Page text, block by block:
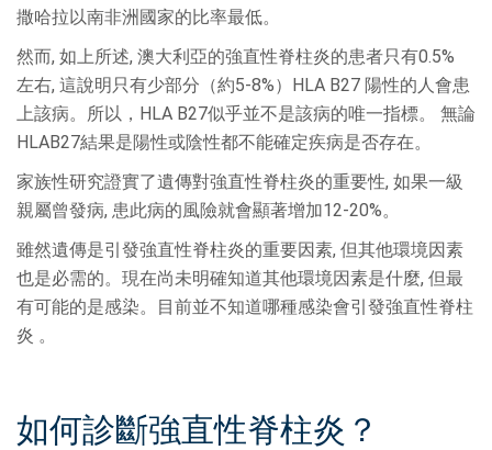
撒哈拉以南非洲國家的比率最低。
然而, 如上所述, 澳大利亞的強直性脊柱炎的患者只有0.5%
左右, 這說明只有少部分（約5-8%）HLA B27 陽性的人會患
上該病。所以，HLA B27似乎並不是該病的唯一指標。 無論
HLAB27結果是陽性或陰性都不能確定疾病是否存在。
家族性研究證實了遺傳對強直性脊柱炎的重要性, 如果一級
親屬曾發病, 患此病的風險就會顯著增加12-20%。
雖然遺傳是引發強直性脊柱炎的重要因素, 但其他環境因素
也是必需的。現在尚未明確知道其他環境因素是什麼, 但最
有可能的是感染。目前並不知道哪種感染會引發強直性脊柱
炎 。
如何診斷強直性脊柱炎？